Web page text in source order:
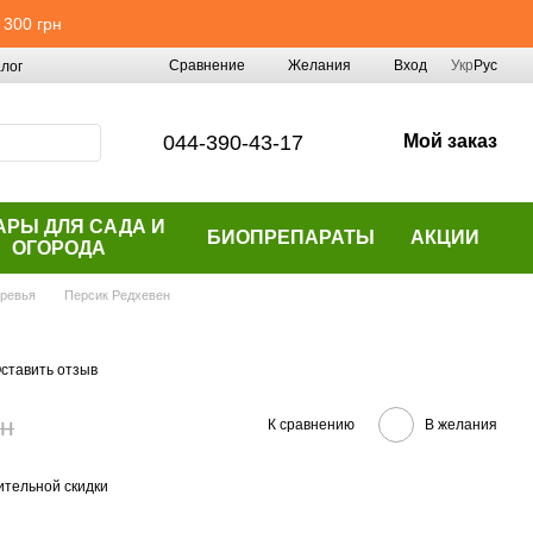
грн
Сравнение Желания Вход УкрРус
044-390-43-17 Мой заказ
ДЛЯ САДА И
ОГОРОДА
БИОПРЕПАРАТЫ АКЦИИ
Персик Редхевен
отзыв
К сравнению В желания
скидки